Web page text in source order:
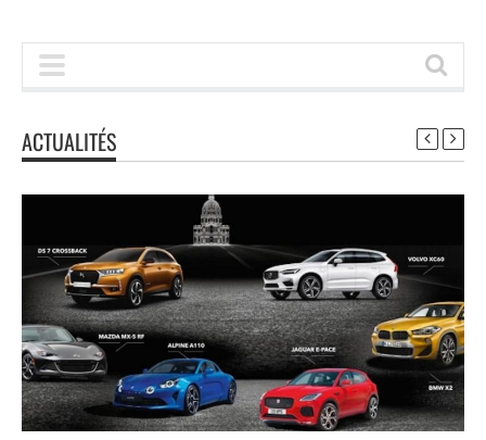
ACTUALITÉS